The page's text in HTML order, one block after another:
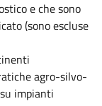
e che sono
(sono escluse
agro-silvo-
impianti